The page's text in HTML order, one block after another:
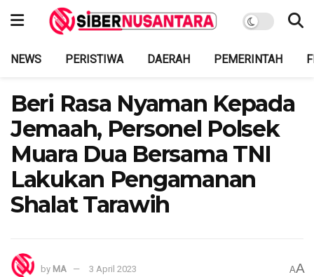
NEWS PERISTIWA DAERAH PEMERINTAH
Beri Rasa Nyaman Kepada
Jemaah, Personel Polsek
Muara Dua Bersama TNI
Lakukan Pengamanan
Shalat Tarawih
by MA 3 April 2023 AA